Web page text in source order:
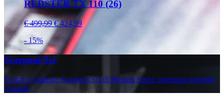
REDSTER TX 110 (26)
€ 499,99 € 424,99
- 15%
Scarponi Sci
Scopri il catalogo Scarponi Sci di Rossini Sport: tantissimi prodotti
scontati.